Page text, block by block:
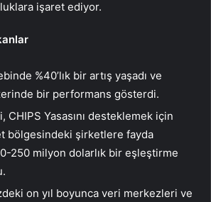
işaret ediyor.
%40’lık bir artış yaşadı ve
bir performans gösterdi.
CHIPS Yasasını desteklemek için
bölgesindeki şirketlere fayda
250 milyon dolarlık bir eşleştirme
on yıl boyunca veri merkezleri ve